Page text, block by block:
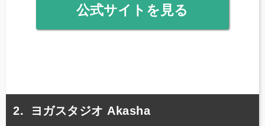
公式サイトを見る
ヨガスタジオ Akasha